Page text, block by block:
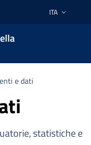
Lingua attiva:
ITA
e dati
statistiche e